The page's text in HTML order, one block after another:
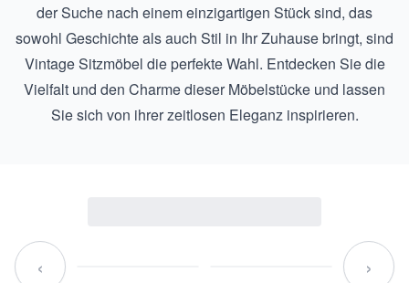
der Suche nach einem einzigartigen Stück sind, das
sowohl Geschichte als auch Stil in Ihr Zuhause bringt, sind
Vintage Sitzmöbel die perfekte Wahl. Entdecken Sie die
Vielfalt und den Charme dieser Möbelstücke und lassen
Sie sich von ihrer zeitlosen Eleganz inspirieren.
‹ ›